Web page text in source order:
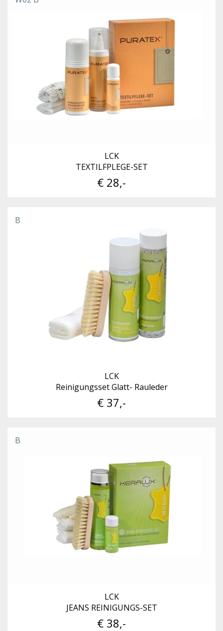
LCK
TEXTILFPLEGE-SET
€ 28,-
B
LCK
Reinigungsset Glatt- Rauleder
€ 37,-
B
LCK
JEANS REINIGUNGS-SET
€ 38,-